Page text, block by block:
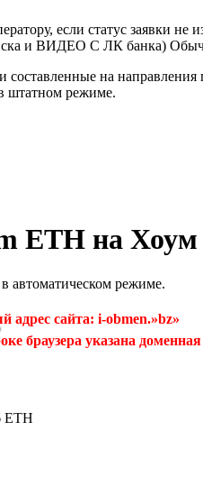
если статус заявки
и ВИДЕО С ЛК банка)
составленные на
штатном режиме.
ETH на
автоматическом режиме.
сайта: i-obmen.»bz»
браузера указана
ETH